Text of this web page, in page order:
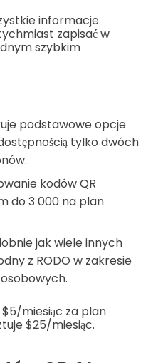
informacje
zapisać w
szybkim
podstawowe opcje
tylko dwóch
kodów QR
do 3 000 na plan
jak wiele innych
z RODO w zakresie
$5/miesiąc za plan
$25/miesiąc.